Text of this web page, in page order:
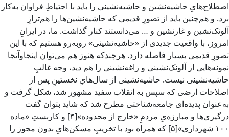
اصطلاح‌هایِ حاشیه‌نشین و حاشیه‌نشینی را باید با احتیاطِ فراوان به‌کار
برد. و هم‌چنین باید از تصورِ قدیمی که حاشیه‌نشین‌ها را هم‌ترازِ
آلونک‌نشین و غارنشین و … می‌دانستند کنار گذاشت. ما، در ایرانِ
امروز، با واقعیت جدیدی از «حاشیه‌نشینی» روبه‌رو هستیم که با این
تصورِ قدیمی بسیار فاصله دارد. هرچندکه هنوز هم می‌توان اینجاوآنجا
نمونه‌هایی از آلونک‌نشینی و زاغه‌نشینی را هم دید،‌ وجه غالبِ
حاشیه‌نشینی نیست. حاشیه‌نشینی از سال‌هایِ نخستینِ پس از
اصلاحات ارضی که سپس به انقلاب سفید مشهور شد، شکل گرفت و
به‌عنوان ‌پدیده‌ای جامعه‌شناختی مطرح شد که شاید بتوان گفت
درگیری‌ها و مبارزه‌یِ مردمِ «خارج از محدوده»[۴] و کاربستِ «ماده‌
۱۰۰ شهرداری»[۵] که همراه بود با تخریبِ مسکن‌هایِ بدون مجوز را